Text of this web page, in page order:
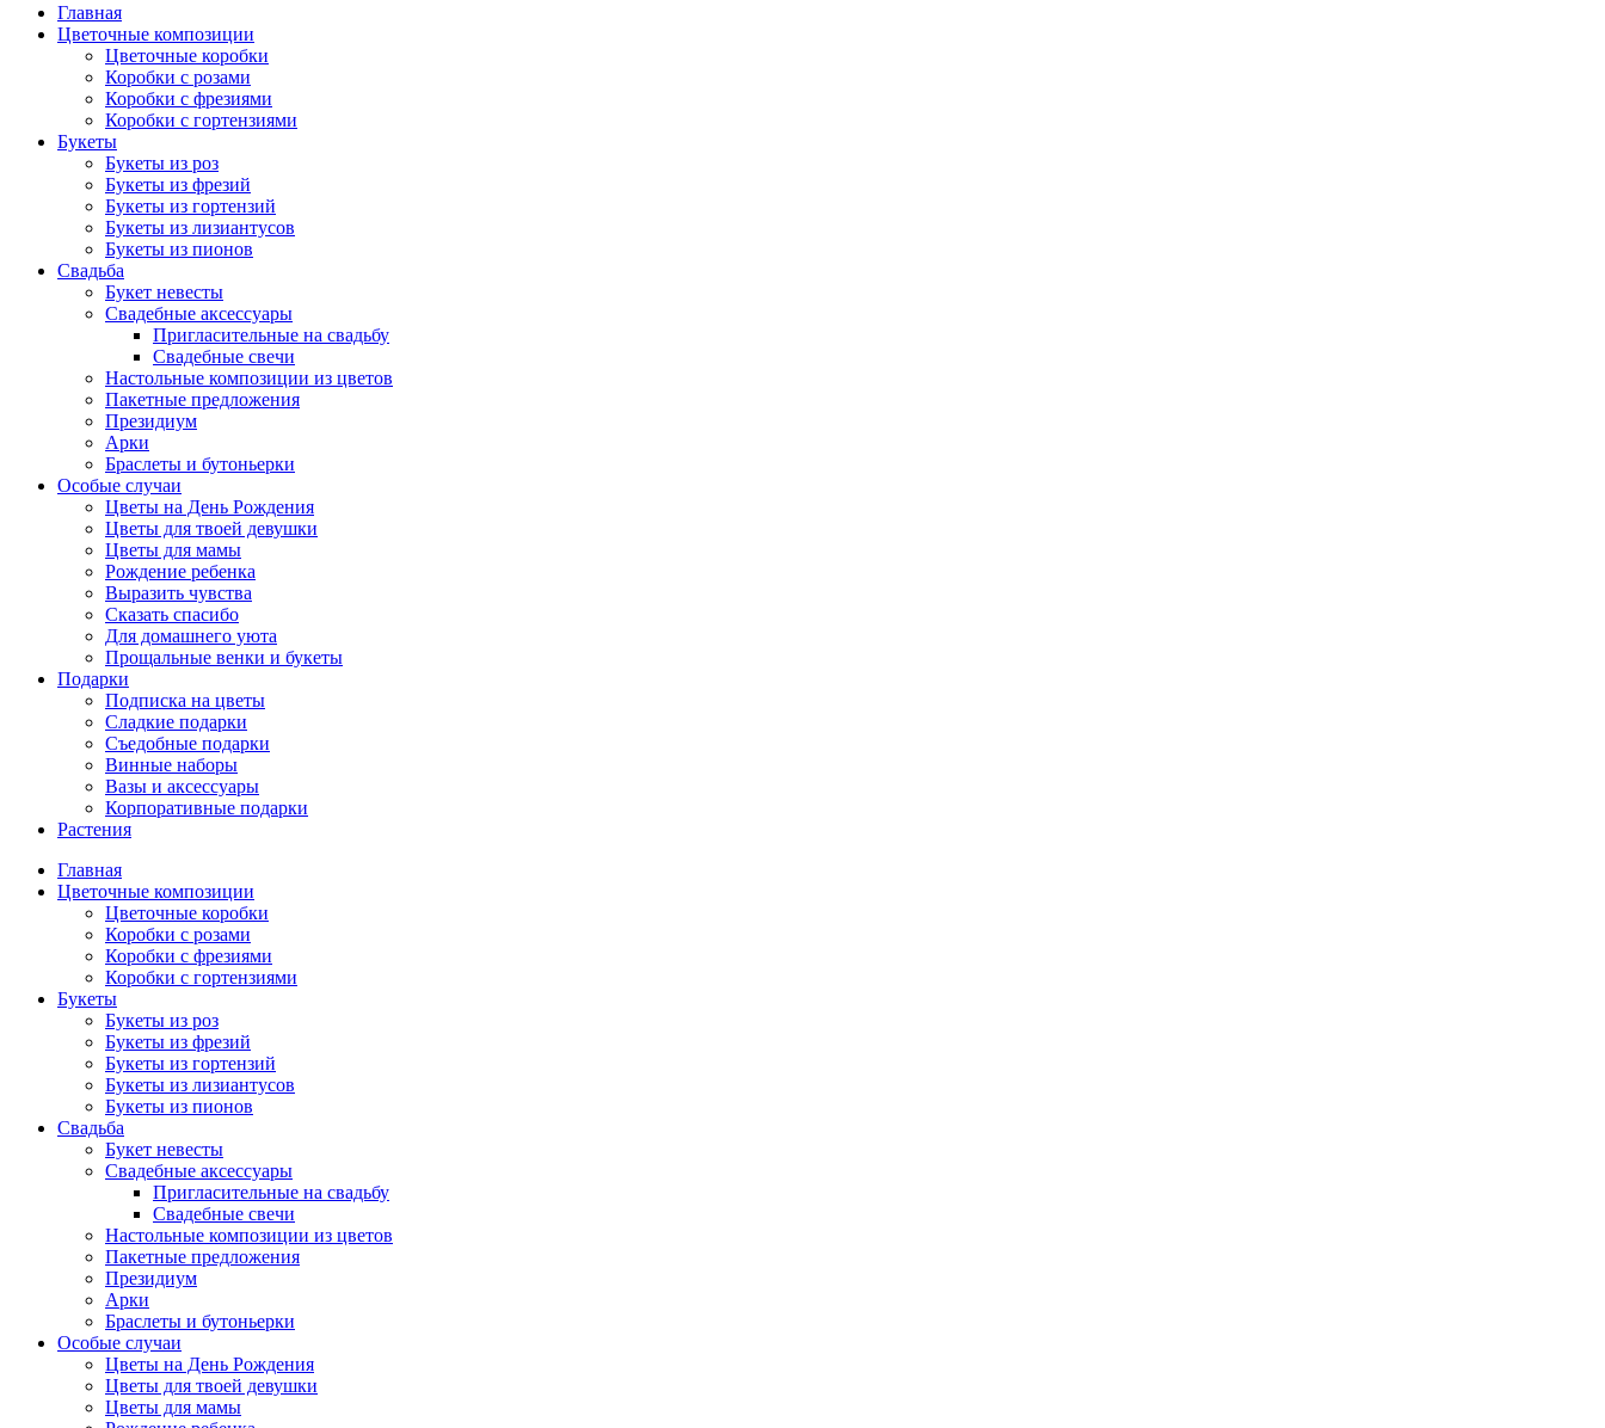
Главная
Цветочные композиции
Цветочные коробки
Коробки с розами
Коробки с фрезиями
Коробки с гортензиями
Букеты
Букеты из роз
Букеты из фрезий
Букеты из гортензий
Букеты из лизиантусов
Букеты из пионов
Свадьба
Букет невесты
Свадебные аксессуары
Пригласительные на свадьбу
Свадебные свечи
Настольные композиции из цветов
Пакетные предложения
Президиум
Арки
Браслеты и бутоньерки
Особые случаи
Цветы на День Рождения
Цветы для твоей девушки
Цветы для мамы
Рождение ребенка
Выразить чувства
Сказать спасибо
Для домашнего уюта
Прощальные венки и букеты
Подарки
Подписка на цветы
Сладкие подарки
Съедобные подарки
Винные наборы
Вазы и аксессуары
Корпоративные подарки
Растения
Главная
Цветочные композиции
Цветочные коробки
Коробки с розами
Коробки с фрезиями
Коробки с гортензиями
Букеты
Букеты из роз
Букеты из фрезий
Букеты из гортензий
Букеты из лизиантусов
Букеты из пионов
Свадьба
Букет невесты
Свадебные аксессуары
Пригласительные на свадьбу
Свадебные свечи
Настольные композиции из цветов
Пакетные предложения
Президиум
Арки
Браслеты и бутоньерки
Особые случаи
Цветы на День Рождения
Цветы для твоей девушки
Цветы для мамы